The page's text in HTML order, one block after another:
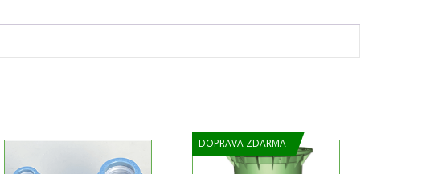
DOPRAVA ZDARMA